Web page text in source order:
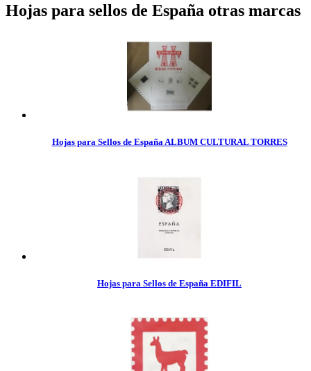
Hojas para sellos de España otras marcas
Hojas para Sellos de España ALBUM CULTURAL TORRES
Hojas para Sellos de España EDIFIL